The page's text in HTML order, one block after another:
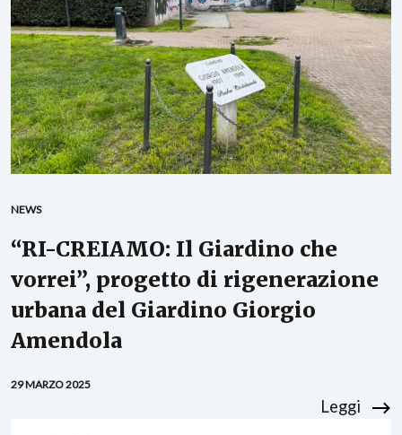
NEWS
“RI-CREIAMO: Il Giardino che
vorrei”, progetto di rigenerazione
urbana del Giardino Giorgio
Amendola
29 MARZO 2025
Leggi